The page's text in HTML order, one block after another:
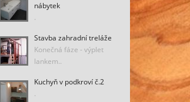
nábytek
.
Stavba zahradní treláže
Konečná fáze - výplet
lankem..
Kuchyň v podkroví č.2
.